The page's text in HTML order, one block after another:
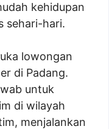
kehidupan
sehari-hari.
lowongan
di Padang.
untuk
di wilayah
menjalankan